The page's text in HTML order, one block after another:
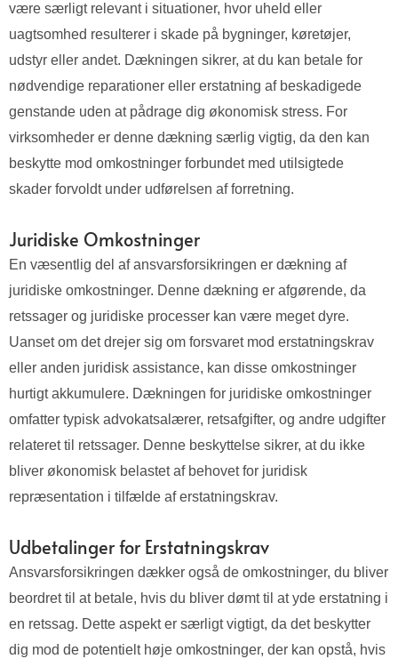
være særligt relevant i situationer, hvor uheld eller
uagtsomhed resulterer i skade på bygninger, køretøjer,
udstyr eller andet. Dækningen sikrer, at du kan betale for
nødvendige reparationer eller erstatning af beskadigede
genstande uden at pådrage dig økonomisk stress. For
virksomheder er denne dækning særlig vigtig, da den kan
beskytte mod omkostninger forbundet med utilsigtede
skader forvoldt under udførelsen af forretning.
Juridiske Omkostninger
En væsentlig del af ansvarsforsikringen er dækning af
juridiske omkostninger. Denne dækning er afgørende, da
retssager og juridiske processer kan være meget dyre.
Uanset om det drejer sig om forsvaret mod erstatningskrav
eller anden juridisk assistance, kan disse omkostninger
hurtigt akkumulere. Dækningen for juridiske omkostninger
omfatter typisk advokatsalærer, retsafgifter, og andre udgifter
relateret til retssager. Denne beskyttelse sikrer, at du ikke
bliver økonomisk belastet af behovet for juridisk
repræsentation i tilfælde af erstatningskrav.
Udbetalinger for Erstatningskrav
Ansvarsforsikringen dækker også de omkostninger, du bliver
beordret til at betale, hvis du bliver dømt til at yde erstatning i
en retssag. Dette aspekt er særligt vigtigt, da det beskytter
dig mod de potentielt høje omkostninger, der kan opstå, hvis